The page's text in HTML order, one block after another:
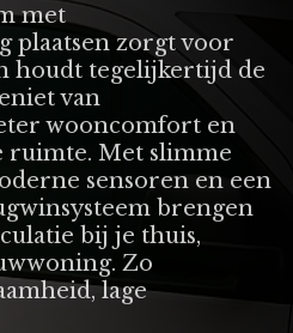
met
plaatsen zorgt voor
houdt tegelijkertijd de
van
wooncomfort en
ruimte. Met slimme
sensoren en een
brengen
bij je thuis,
Zo
lage